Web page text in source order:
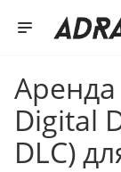
Digital
DLC)